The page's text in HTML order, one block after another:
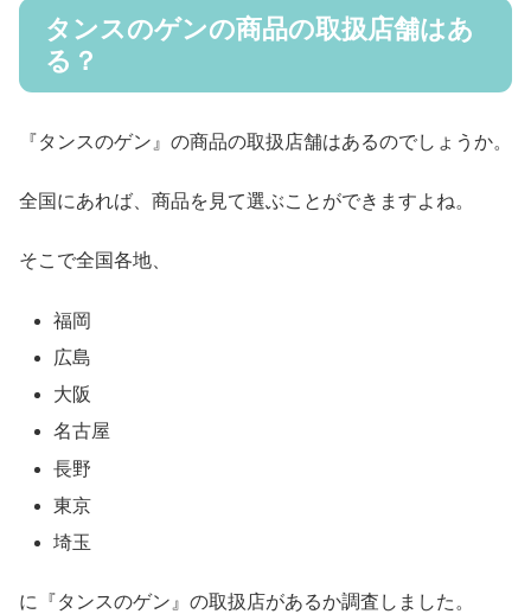
タンスのゲンの商品の取扱店舗はあ
る？
『タンスのゲン』の商品の取扱店舗はあるのでしょうか。
全国にあれば、商品を見て選ぶことができますよね。
そこで全国各地、
福岡
広島
大阪
名古屋
長野
東京
埼玉
に『タンスのゲン』の取扱店があるか調査しました。